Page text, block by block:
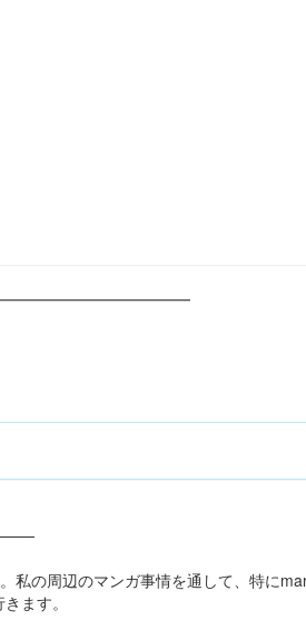
私の周辺のマンガ事情を通して、特に
ます。